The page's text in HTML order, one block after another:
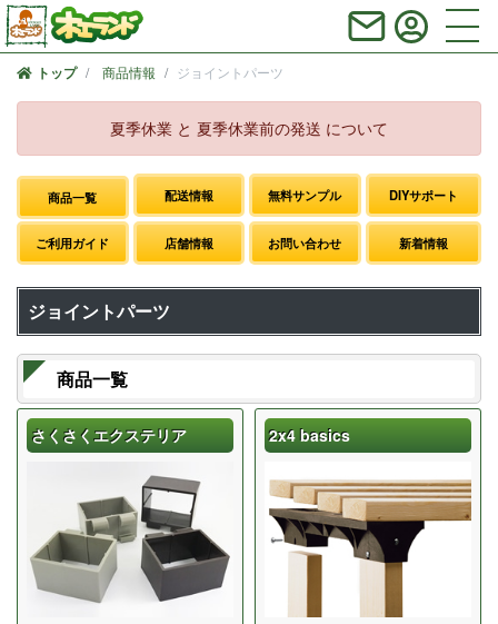
トップ 商品情報 ジョイントパーツ
夏季休業 と 夏季休業前の発送 について
商品一覧 配送情報 無料サンプル DIYサポート
ご利用ガイド 店舗情報 お問い合わせ 新着情報
ジョイントパーツ
商品一覧
さくさくエクステリア 2x4 basics